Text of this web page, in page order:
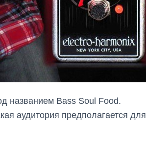
названием Bass Soul Food.
аудитория предполагается для